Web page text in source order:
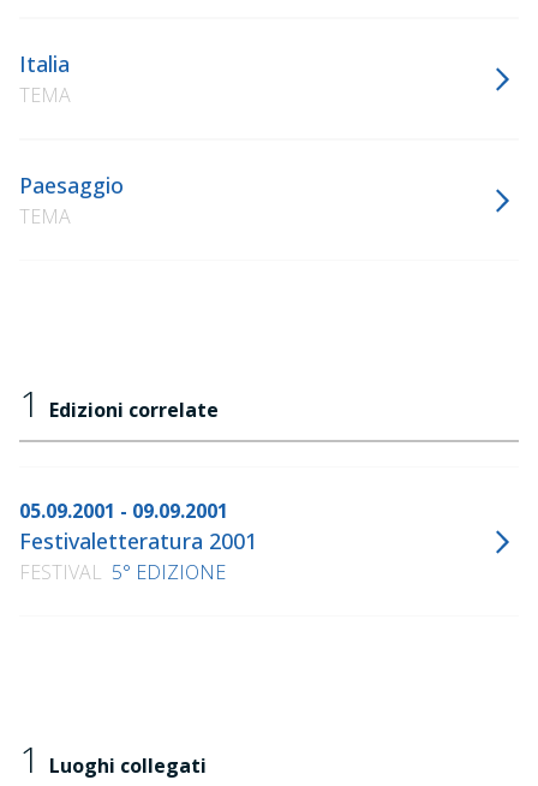
Italia
TEMA
Paesaggio
TEMA
1 Edizioni correlate
05.09.2001 - 09.09.2001
Festivaletteratura 2001
FESTIVAL 5° EDIZIONE
1 Luoghi collegati